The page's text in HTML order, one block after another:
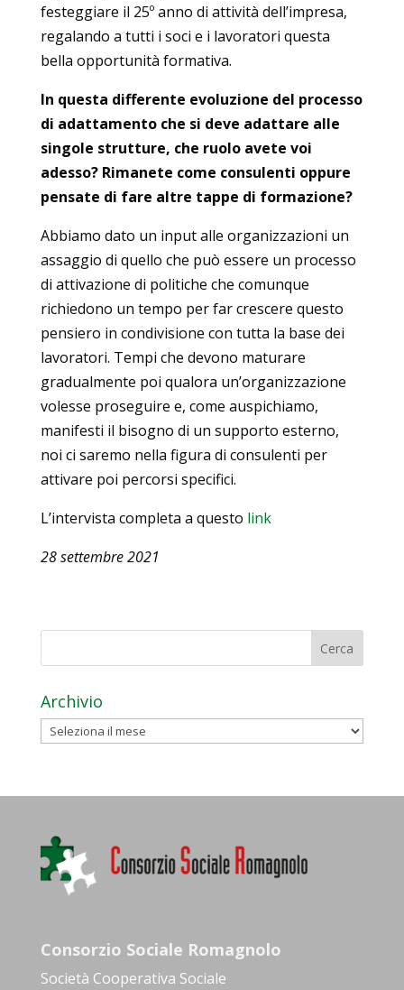
festeggiare il 25º anno di attività dell’impresa,
regalando a tutti i soci e i lavoratori questa
bella opportunità formativa.
In questa differente evoluzione del processo
di adattamento che si deve adattare alle
singole strutture, che ruolo avete voi
adesso? Rimanete come consulenti oppure
pensate di fare altre tappe di formazione?
Abbiamo dato un input alle organizzazioni un
assaggio di quello che può essere un processo
di attivazione di politiche che comunque
richiedono un tempo per far crescere questo
pensiero in condivisione con tutta la base dei
lavoratori. Tempi che devono maturare
gradualmente poi qualora un’organizzazione
volesse proseguire e, come auspichiamo,
manifesti il bisogno di un supporto esterno,
noi ci saremo nella figura di consulenti per
attivare poi percorsi specifici.
L’intervista completa a questo link
28 settembre 2021
Archivio
Archivio
Consorzio Sociale Romagnolo
Società Cooperativa Sociale